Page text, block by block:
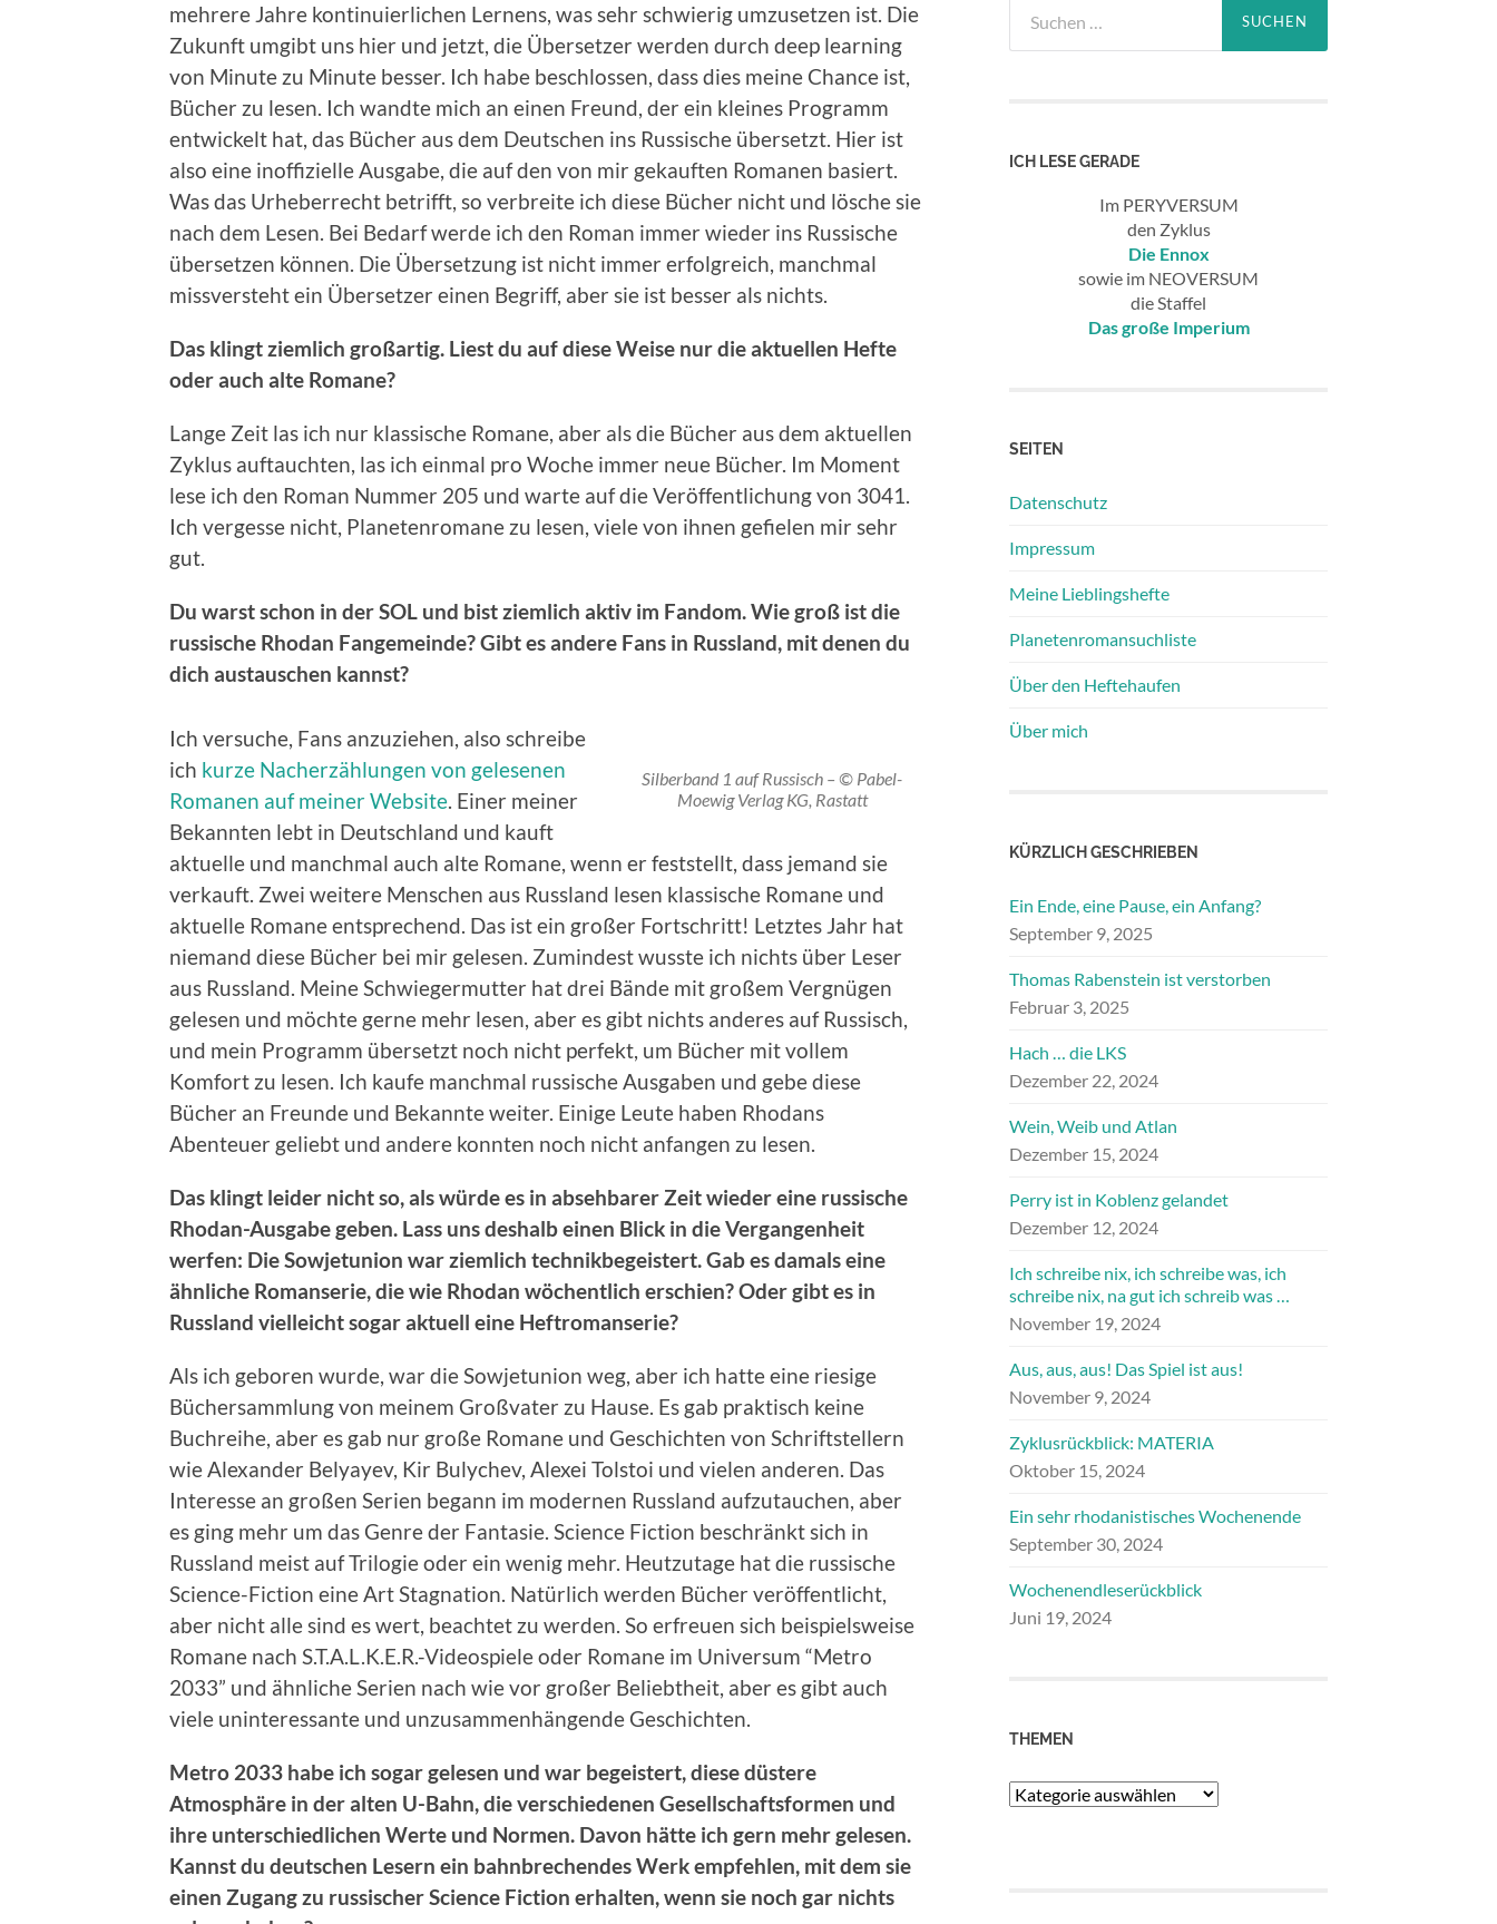
mehrere Jahre kontinuierlichen Lernens, was sehr schwierig umzusetzen ist. Die
Zukunft umgibt uns hier und jetzt, die Übersetzer werden durch deep learning
von Minute zu Minute besser. Ich habe beschlossen, dass dies meine Chance ist,
Bücher zu lesen. Ich wandte mich an einen Freund, der ein kleines Programm
entwickelt hat, das Bücher aus dem Deutschen ins Russische übersetzt. Hier ist
also eine inoffizielle Ausgabe, die auf den von mir gekauften Romanen basiert.
Was das Urheberrecht betrifft, so verbreite ich diese Bücher nicht und lösche sie
nach dem Lesen. Bei Bedarf werde ich den Roman immer wieder ins Russische
übersetzen können. Die Übersetzung ist nicht immer erfolgreich, manchmal
missversteht ein Übersetzer einen Begriff, aber sie ist besser als nichts.
Das klingt ziemlich großartig. Liest du auf diese Weise nur die aktuellen Hefte
oder auch alte Romane?
Lange Zeit las ich nur klassische Romane, aber als die Bücher aus dem aktuellen
Zyklus auftauchten, las ich einmal pro Woche immer neue Bücher. Im Moment
lese ich den Roman Nummer 205 und warte auf die Veröffentlichung von 3041.
Ich vergesse nicht, Planetenromane zu lesen, viele von ihnen gefielen mir sehr
gut.
Du warst schon in der SOL und bist ziemlich aktiv im Fandom. Wie groß ist die
russische Rhodan Fangemeinde? Gibt es andere Fans in Russland, mit denen du
dich austauschen kannst?
Silberband 1 auf Russisch – © Pabel-
Moewig Verlag KG, Rastatt
Ich versuche, Fans anzuziehen, also schreibe
ich kurze Nacherzählungen von gelesenen
Romanen auf meiner Website . Einer meiner
Bekannten lebt in Deutschland und kauft
aktuelle und manchmal auch alte Romane, wenn er feststellt, dass jemand sie
verkauft. Zwei weitere Menschen aus Russland lesen klassische Romane und
aktuelle Romane entsprechend. Das ist ein großer Fortschritt! Letztes Jahr hat
niemand diese Bücher bei mir gelesen. Zumindest wusste ich nichts über Leser
aus Russland. Meine Schwiegermutter hat drei Bände mit großem Vergnügen
gelesen und möchte gerne mehr lesen, aber es gibt nichts anderes auf Russisch,
und mein Programm übersetzt noch nicht perfekt, um Bücher mit vollem
Komfort zu lesen. Ich kaufe manchmal russische Ausgaben und gebe diese
Bücher an Freunde und Bekannte weiter. Einige Leute haben Rhodans
Abenteuer geliebt und andere konnten noch nicht anfangen zu lesen.
Das klingt leider nicht so, als würde es in absehbarer Zeit wieder eine russische
Rhodan-Ausgabe geben. Lass uns deshalb einen Blick in die Vergangenheit
werfen: Die Sowjetunion war ziemlich technikbegeistert. Gab es damals eine
ähnliche Romanserie, die wie Rhodan wöchentlich erschien? Oder gibt es in
Russland vielleicht sogar aktuell eine Heftromanserie?
Als ich geboren wurde, war die Sowjetunion weg, aber ich hatte eine riesige
Büchersammlung von meinem Großvater zu Hause. Es gab praktisch keine
Buchreihe, aber es gab nur große Romane und Geschichten von Schriftstellern
wie Alexander Belyayev, Kir Bulychev, Alexei Tolstoi und vielen anderen. Das
Interesse an großen Serien begann im modernen Russland aufzutauchen, aber
es ging mehr um das Genre der Fantasie. Science Fiction beschränkt sich in
Russland meist auf Trilogie oder ein wenig mehr. Heutzutage hat die russische
Science-Fiction eine Art Stagnation. Natürlich werden Bücher veröffentlicht,
aber nicht alle sind es wert, beachtet zu werden. So erfreuen sich beispielsweise
Romane nach S.T.A.L.K.E.R.-Videospiele oder Romane im Universum “Metro
2033” und ähnliche Serien nach wie vor großer Beliebtheit, aber es gibt auch
viele uninteressante und unzusammenhängende Geschichten.
Metro 2033 habe ich sogar gelesen und war begeistert, diese düstere
Atmosphäre in der alten U-Bahn, die verschiedenen Gesellschaftsformen und
ihre unterschiedlichen Werte und Normen. Davon hätte ich gern mehr gelesen.
Kannst du deutschen Lesern ein bahnbrechendes Werk empfehlen, mit dem sie
einen Zugang zu russischer Science Fiction erhalten, wenn sie noch gar nichts
nach:
ICH LESE GERADE
Im PERYVERSUM
den Zyklus
Die Ennox
sowie im NEOVERSUM
die Staffel
Das große Imperium
SEITEN
Datenschutz
Impressum
Meine Lieblingshefte
Planetenromansuchliste
Über den Heftehaufen
Über mich
KÜRZLICH GESCHRIEBEN
Ein Ende, eine Pause, ein Anfang?
September 9, 2025
Thomas Rabenstein ist verstorben
Februar 3, 2025
Hach … die LKS
Dezember 22, 2024
Wein, Weib und Atlan
Dezember 15, 2024
Perry ist in Koblenz gelandet
Dezember 12, 2024
Ich schreibe nix, ich schreibe was, ich
schreibe nix, na gut ich schreib was …
November 19, 2024
Aus, aus, aus! Das Spiel ist aus!
November 9, 2024
Zyklusrückblick: MATERIA
Oktober 15, 2024
Ein sehr rhodanistisches Wochenende
September 30, 2024
Wochenendleserückblick
Juni 19, 2024
THEMEN
Themen